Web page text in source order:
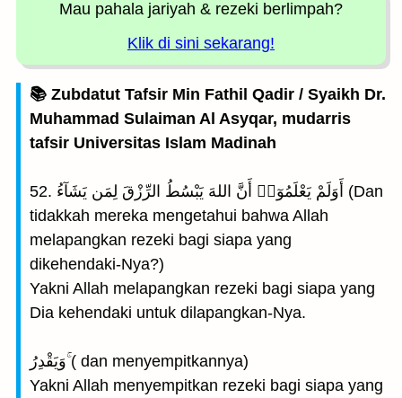
Mau pahala jariyah & rezeki berlimpah?
Klik di sini sekarang!
📚 Zubdatut Tafsir Min Fathil Qadir / Syaikh Dr.
Muhammad Sulaiman Al Asyqar, mudarris
tafsir Universitas Islam Madinah
52. أَوَلَمْ يَعْلَمُوٓا۟ أَنَّ اللهَ يَبْسُطُ الرِّزْقَ لِمَن يَشَآءُ (Dan
tidakkah mereka mengetahui bahwa Allah
melapangkan rezeki bagi siapa yang
dikehendaki-Nya?)
Yakni Allah melapangkan rezeki bagi siapa yang
Dia kehendaki untuk dilapangkan-Nya.
وَيَقْدِرُ ۚ( dan menyempitkannya)
Yakni Allah menyempitkan rezeki bagi siapa yang